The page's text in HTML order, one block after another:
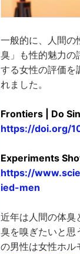
一般的に、人間の
臭」も性的魅力の
する女性の評価を
れました。
Frontiers | Do
https://doi.org/
Experiments
https://
ied-men
近年は人間の体
臭を嗅ぎたいと思
の男性は女性ホル